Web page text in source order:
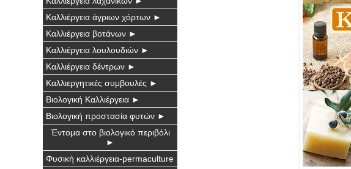
Καλλιέργεια άγριων χόρτων ►
Καλλιέργεια βοτάνων ►
Καλλιέργεια λουλουδιών ►
Καλλιέργεια δέντρων ►
Καλλιεργητικές συμβουλές ►
Βιολογική Καλλιέργεια ►
Βιολογική προστασία φυτών ►
Έντομα στο βιολογικό περιβόλι
►
Φυσική καλλιέργεια-permaculture